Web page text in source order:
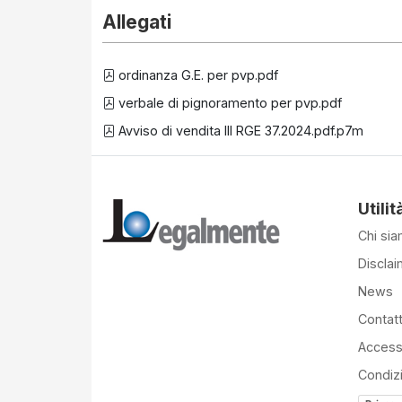
Allegati
ordinanza G.E. per pvp.pdf
verbale di pignoramento per pvp.pdf
Avviso di vendita III RGE 37.2024.pdf.p7m
Chi
News